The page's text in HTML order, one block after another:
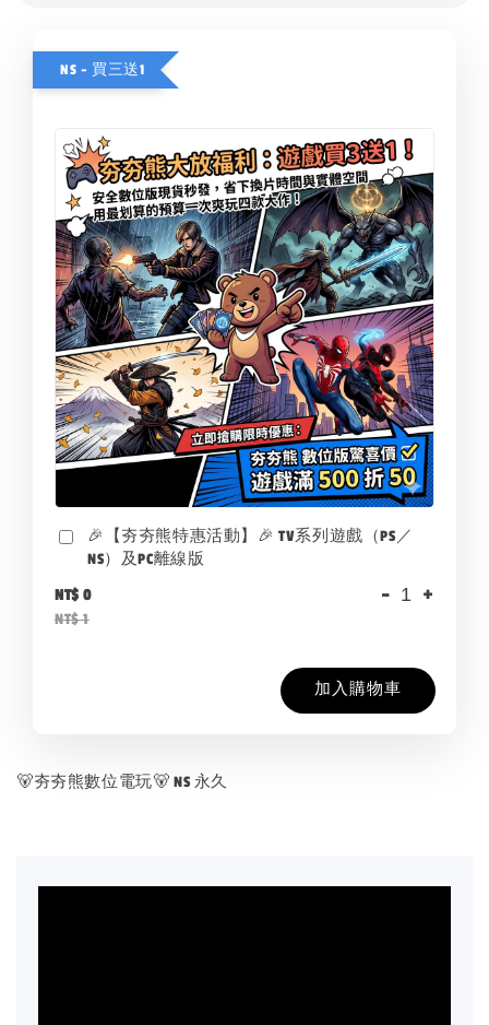
NS - 買三送1
🎉【夯夯熊特惠活動】🎉 TV系列遊戲（PS／
NS）及PC離線版
NT$ 0
NT$ 1
- +
加入購物車
🐻夯夯熊數位電玩🐻 NS 永久